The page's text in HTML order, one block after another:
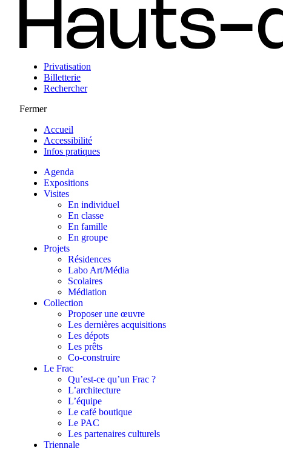
Privatisation
Billetterie
Rechercher
Fermer
Accueil
Accessibilité
Infos pratiques
Agenda
Expositions
Visites
En individuel
En classe
En famille
En groupe
Projets
Résidences
Labo Art/Média
Scolaires
Médiation
Collection
Proposer une œuvre
Les dernières acquisitions
Les dépots
Les prêts
Co-construire
Le Frac
Qu’est-ce qu’un Frac ?
L’architecture
L’équipe
Le café boutique
Le PAC
Les partenaires culturels
Triennale